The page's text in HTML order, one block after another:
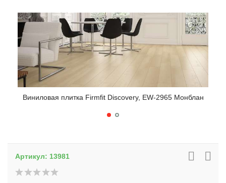
Виниловая плитка Firmfit Discovery, EW-2965 Монблан
Артикул: 13981